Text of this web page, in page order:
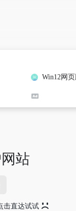
Win12网页
站
击直达试试